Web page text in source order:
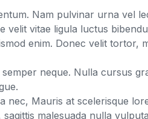
Nam pulvinar urna vel
velit vitae ligula luctus
enim. Donec velit tortor,
neque. Nulla cursus
nec, Mauris at scelerisque
malesuada nulla